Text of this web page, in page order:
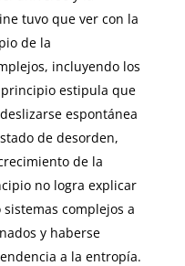
tuvo que ver con la
de la
incluyendo los
estipula que
espontánea
de desorden,
de la
no logra explicar
complejos a
y haberse
a la entropía.